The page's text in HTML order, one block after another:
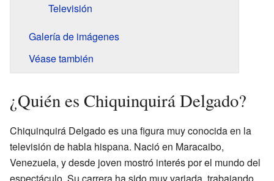
Televisión
Galería de imágenes
Véase también
¿Quién es Chiquinquirá Delgado?
Chiquinquirá Delgado es una figura muy conocida en la
televisión de habla hispana. Nació en Maracaibo,
Venezuela, y desde joven mostró interés por el mundo del
espectáculo. Su carrera ha sido muy variada, trabajando